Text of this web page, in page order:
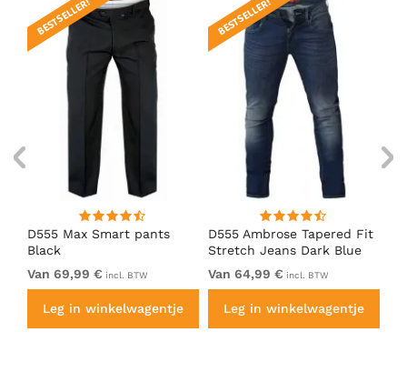
D555 Max Smart pants
Black
BESTSELLER!
Van 69,99 € incl. BTW
Leg in winkelwagentje
D555 Ambrose Tapered Fit
Stretch Jeans Dark Blue
BESTSELLER!
Van 64,99 € incl. BTW
Leg in winkelwagentje